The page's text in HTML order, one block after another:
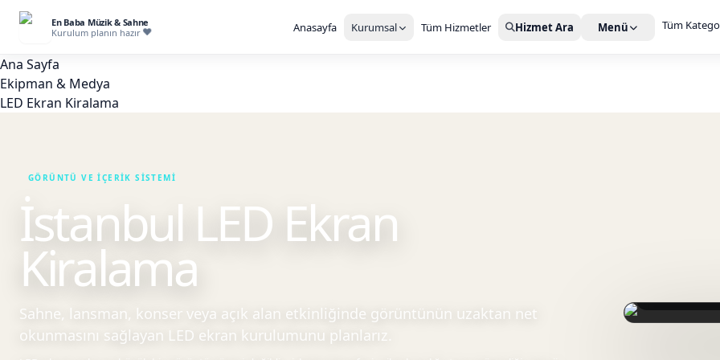
En Baba Müzik & Sahne
Kurulum planın hazır
Anasayfa Kurumsal Tüm Hizmetler Hizmet Ara Menü Tüm
Ana Sayfa
Ekipman & Medya
LED Ekran Kiralama
İstanbul LED Ekran
Kiralama
Sahne, lansman, konser veya açık alan etkinliğinde görüntünün uzaktan net
okunmasını sağlayan LED ekran kurulumunu planlarız.